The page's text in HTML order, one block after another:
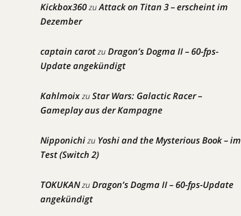
Kickbox360zuAttack on Titan 3 – erscheint im
Dezember
captain carotzuDragon’s Dogma II – 60-fps-
Update angekündigt
KahlmoixzuStar Wars: Galactic Racer –
Gameplay aus der Kampagne
Nipponichizu Yoshi and the Mysterious Book – im
Test (Switch 2)
TOKUKANzuDragon’s Dogma II – 60-fps-Update
angekündigt